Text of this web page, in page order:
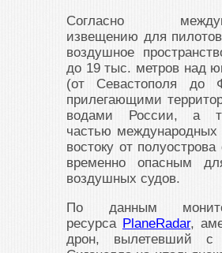
Согласно
извещению для
воздушное
до 19 тыс. метров над
(от Севастополя до
прилегающими
водами России, а
частью международных
востоку от
временно опасным
воздушных судов.
По данным
ресурса PlaneRadar,
дрон, вылетевший с